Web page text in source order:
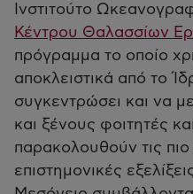
Ινστιτούτο
Κέντρου Θαλασσίων
πρόγραμμα το οποίο
αποκλειστικά από το
συγκεντρώσει και να
και ξένους φοιτητές
παρακολουθούν τις
επιστημονικές